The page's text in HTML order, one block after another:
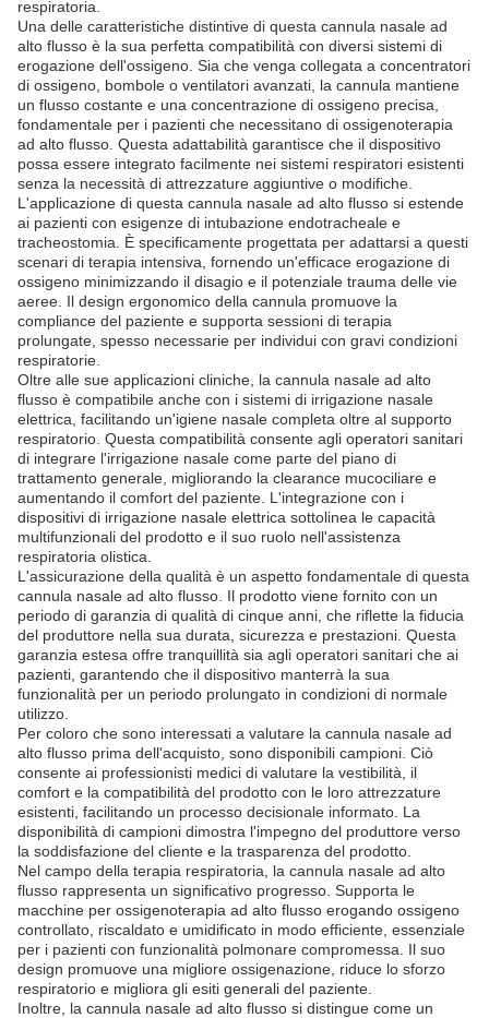
respiratoria.
Una delle caratteristiche distintive di questa cannula nasale ad
alto flusso è la sua perfetta compatibilità con diversi sistemi di
erogazione dell'ossigeno. Sia che venga collegata a concentratori
di ossigeno, bombole o ventilatori avanzati, la cannula mantiene
un flusso costante e una concentrazione di ossigeno precisa,
fondamentale per i pazienti che necessitano di ossigenoterapia
ad alto flusso. Questa adattabilità garantisce che il dispositivo
possa essere integrato facilmente nei sistemi respiratori esistenti
senza la necessità di attrezzature aggiuntive o modifiche.
L'applicazione di questa cannula nasale ad alto flusso si estende
ai pazienti con esigenze di intubazione endotracheale e
tracheostomia. È specificamente progettata per adattarsi a questi
scenari di terapia intensiva, fornendo un'efficace erogazione di
ossigeno minimizzando il disagio e il potenziale trauma delle vie
aeree. Il design ergonomico della cannula promuove la
compliance del paziente e supporta sessioni di terapia
prolungate, spesso necessarie per individui con gravi condizioni
respiratorie.
Oltre alle sue applicazioni cliniche, la cannula nasale ad alto
flusso è compatibile anche con i sistemi di irrigazione nasale
elettrica, facilitando un'igiene nasale completa oltre al supporto
respiratorio. Questa compatibilità consente agli operatori sanitari
di integrare l'irrigazione nasale come parte del piano di
trattamento generale, migliorando la clearance mucociliare e
aumentando il comfort del paziente. L'integrazione con i
dispositivi di irrigazione nasale elettrica sottolinea le capacità
multifunzionali del prodotto e il suo ruolo nell'assistenza
respiratoria olistica.
L'assicurazione della qualità è un aspetto fondamentale di questa
cannula nasale ad alto flusso. Il prodotto viene fornito con un
periodo di garanzia di qualità di cinque anni, che riflette la fiducia
del produttore nella sua durata, sicurezza e prestazioni. Questa
garanzia estesa offre tranquillità sia agli operatori sanitari che ai
pazienti, garantendo che il dispositivo manterrà la sua
funzionalità per un periodo prolungato in condizioni di normale
utilizzo.
Per coloro che sono interessati a valutare la cannula nasale ad
alto flusso prima dell'acquisto, sono disponibili campioni. Ciò
consente ai professionisti medici di valutare la vestibilità, il
comfort e la compatibilità del prodotto con le loro attrezzature
esistenti, facilitando un processo decisionale informato. La
disponibilità di campioni dimostra l'impegno del produttore verso
la soddisfazione del cliente e la trasparenza del prodotto.
Nel campo della terapia respiratoria, la cannula nasale ad alto
flusso rappresenta un significativo progresso. Supporta le
macchine per ossigenoterapia ad alto flusso erogando ossigeno
controllato, riscaldato e umidificato in modo efficiente, essenziale
per i pazienti con funzionalità polmonare compromessa. Il suo
design promuove una migliore ossigenazione, riduce lo sforzo
respiratorio e migliora gli esiti generali del paziente.
Inoltre, la cannula nasale ad alto flusso si distingue come un